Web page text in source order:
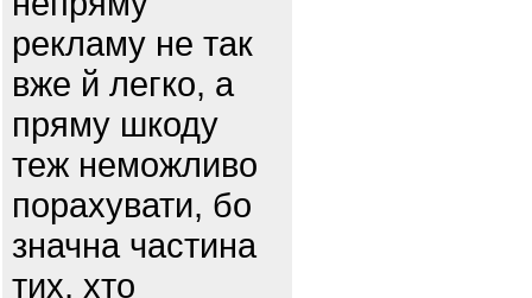
рекламу не так
вже й легко, а
пряму шкоду
теж неможливо
порахувати, бо
значна частина
тих, хто